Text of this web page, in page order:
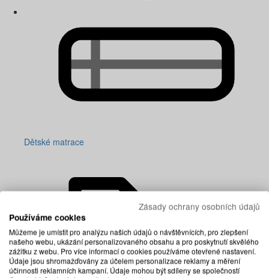
Dětské matrace
Zásady ochrany osobních údajů
Používáme cookies
Můžeme je umístit pro analýzu našich údajů o návštěvnících, pro zlepšení
našeho webu, ukázání personalizovaného obsahu a pro poskytnutí skvělého
zážitku z webu. Pro více informací o cookies používáme otevřené nastavení.
Údaje jsou shromažďovány za účelem personalizace reklamy a měření
účinnosti reklamních kampaní. Údaje mohou být sdíleny se společností